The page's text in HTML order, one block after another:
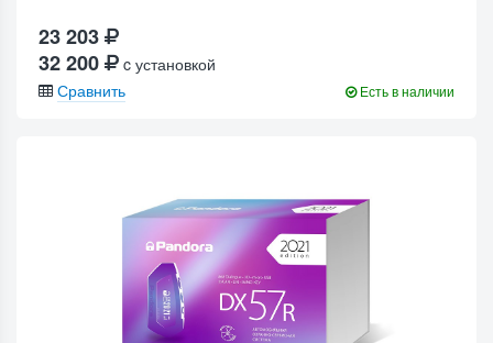
23 203
32 200
c установкой
Сравнить
Есть в наличии